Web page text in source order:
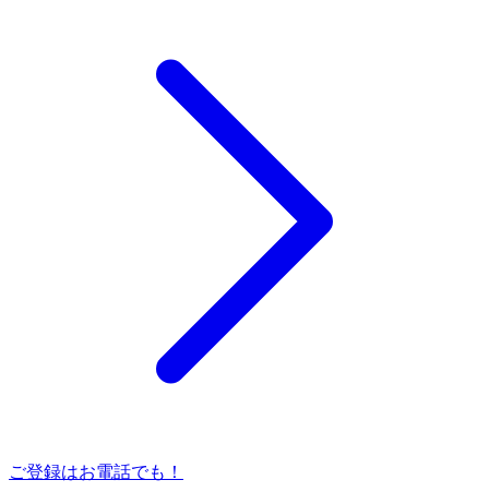
ご登録はお電話でも！